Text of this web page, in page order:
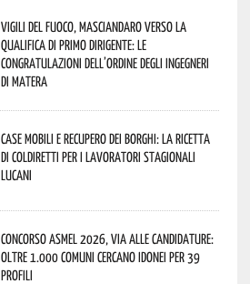
Vigili del Fuoco, Masciandaro verso la
qualifica di Primo Dirigente: le
congratulazioni dell’Ordine degli Ingegneri
di Matera
Case mobili e recupero dei borghi: la ricetta
di Coldiretti per i lavoratori stagionali
lucani
Concorso Asmel 2026, via alle candidature:
oltre 1.000 Comuni cercano idonei per 39
profili